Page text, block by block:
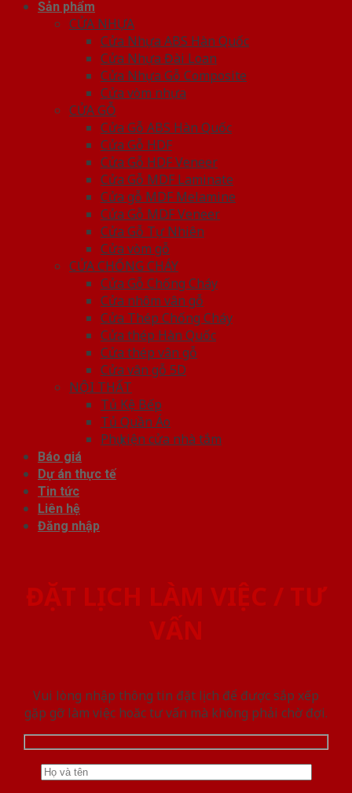
Sản phẩm
CỬA NHỰA
Cửa Nhựa ABS Hàn Quốc
Cửa Nhựa Đài Loan
Cửa Nhựa Gỗ Composite
Cửa vòm nhựa
CỬA GỖ
Cửa Gỗ ABS Hàn Quốc
Cửa Gỗ HDF
Cửa Gỗ HDF Veneer
Cửa Gỗ MDF Laminate
Cửa gỗ MDF Melamine
Cửa Gỗ MDF Veneer
Cửa Gỗ Tự Nhiên
Cửa vòm gỗ
CỬA CHỐNG CHÁY
Cửa Gỗ Chống Cháy
Cửa nhôm vân gỗ
Cửa Thép Chống Cháy
Cửa thép Hàn Quốc
Cửa thép vân gỗ
Cửa vân gỗ 5D
NỘI THẤT
Tủ Kệ Bếp
Tủ Quần Áo
Phụ kiện cửa nhà tắm
Báo giá
Dự án thực tế
Tin tức
Liên hệ
Đăng nhập
ĐẶT LỊCH LÀM VIỆC / TƯ
VẤN
Vui lòng nhập thông tin đặt lịch để được sắp xếp
gặp gỡ làm việc hoăc tư vấn mà không phải chờ đợi.